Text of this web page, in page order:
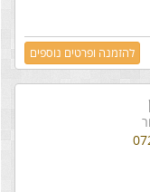
להזמנה ופרטים נוספים